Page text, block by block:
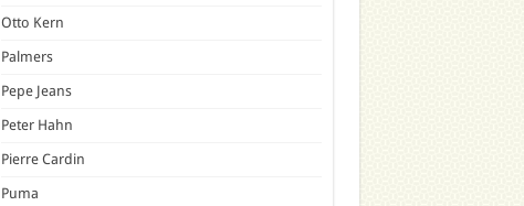
Otto Kern
Palmers
Pepe Jeans
Peter Hahn
Pierre Cardin
Puma